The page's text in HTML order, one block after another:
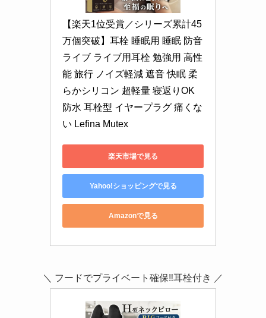
【楽天1位受賞／シリーズ累計45
万個突破】耳栓 睡眠用 睡眠 防音
ライブ ライブ用耳栓 勉強用 高性
能 旅行 ノイズ軽減 遮音 快眠 柔
らかシリコン 超軽量 寝返りOK
防水 耳栓型 イヤープラグ 痛くな
い Lefina Mutex
楽天市場で見る
Yahoo!ショッピングで見る
Amazonで見る
＼ フードでプライベート確保‼耳栓付き ／